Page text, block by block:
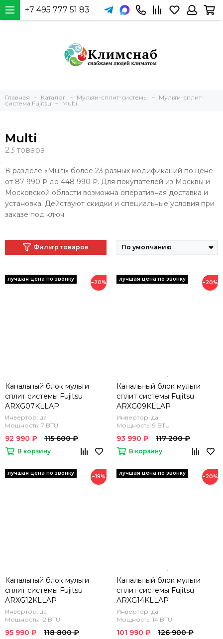
+7 495 777 51 83
Главная Каталог Мульти-сплит-системы
Мульти-сплит-
система Fujitsu
Multi
Multi
В разделе «Multi» более 23 разных модификаций по цене
от 87 990 ₽ до 448 990 ₽. Для покупателей из Москвы и
Московской области возможна оперативная доставка и
установка. Действуют скидки и специальные условия при
заказе под ключ.
Фильтр товаров
−20%
Канальный блок мульти
сплит системы Fujitsu
ARXG07KLLAP
Инвертор: да
Мощность: 7 BTU
92 990 ₽ 115 600 ₽
В корзину
−20%
Канальный блок мульти
сплит системы Fujitsu
ARXG09KLLAP
Инвертор: да
Мощность: 9 BTU
93 990 ₽ 117 200 ₽
В корзину
−19%
Канальный блок мульти
сплит системы Fujitsu
ARXG12KLLAP
Инвертор: да
Мощность: 12 BTU
95 990 ₽ 118 800 ₽
−20%
Канальный блок мульти
сплит системы Fujitsu
ARXG14KLLAP
Инвертор: да
Мощность: 14 BTU
101 990 ₽ 126 900 ₽